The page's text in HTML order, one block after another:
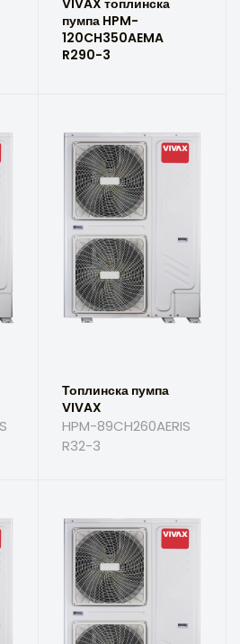
VIVAX топлинска
пумпа HPM-
120CH350AEMA
R290-3
Топлинска пумпа
VIVAX
HPM-89CH260AERIS
R32-3